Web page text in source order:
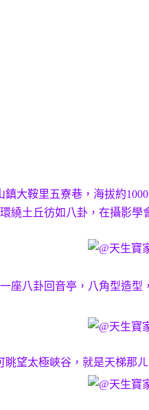
鎮大鞍里五寮巷，海拔約
繞土丘彷如八卦，在攝影學
座八卦回音亭，八角型造型
眺望太極峽谷，就是天梯那